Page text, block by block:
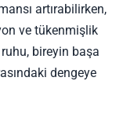
artırabilirken,
ve tükenmişlik
bireyin başa
dengeye